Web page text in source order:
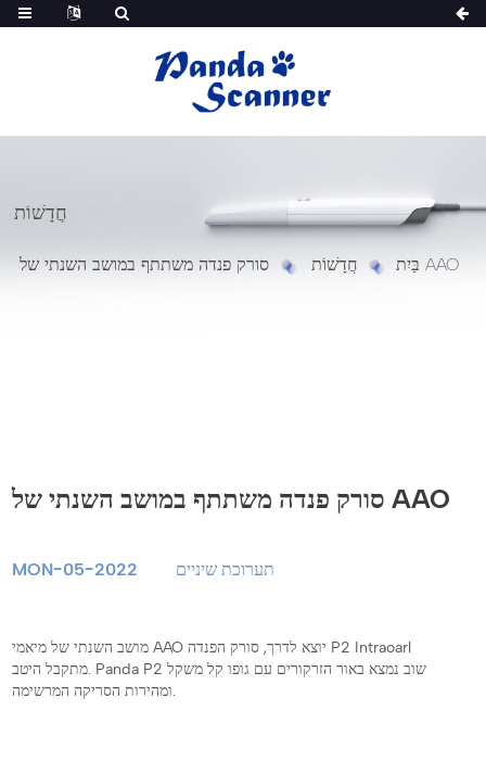
חֲדָשׁוֹת
בַּיִת חֲדָשׁוֹת סורק פנדה משתתף במושב השנתי של AAO
סורק פנדה משתתף במושב השנתי של AAO
MON-05-2022 תערוכת שיניים
מושב השנתי של מיאמי AAO יוצא לדרך, סורק הפנדה P2 Intraoarl
מתקבל היטב. Panda P2 שוב נמצא באור הזרקורים עם גופו קל משקל